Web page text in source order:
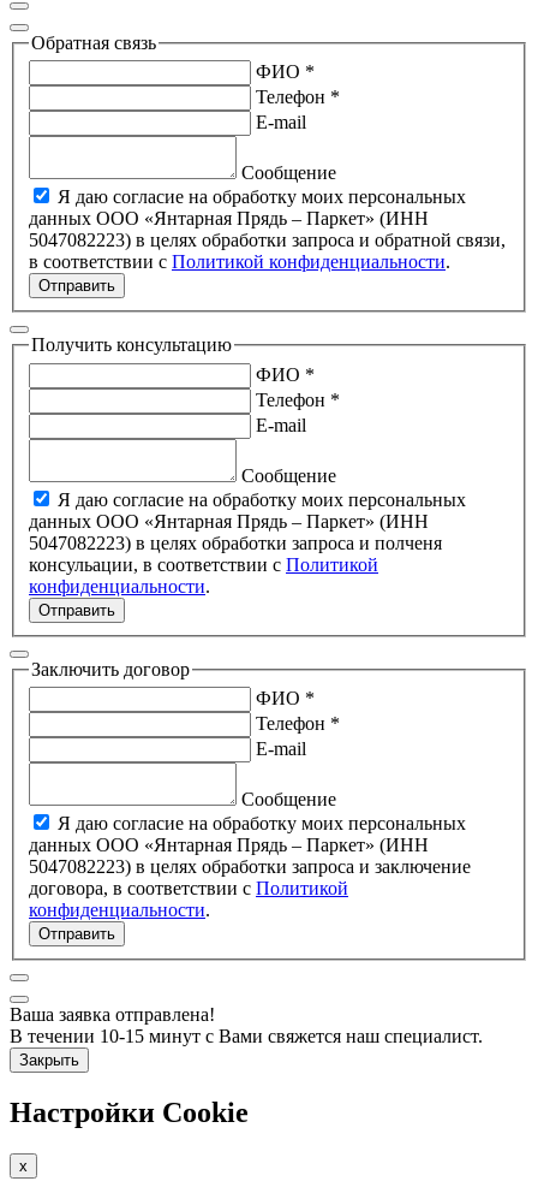
Обратная связь
ФИО *
Телефон *
E-mail
Сообщение
Я даю согласие на обработку моих персональных
данных ООО «Янтарная Прядь – Паркет» (ИНН
5047082223) в целях обработки запроса и обратной связи,
в соответствии с Политикой конфиденциальности.
Отправить
Получить консультацию
ФИО *
Телефон *
E-mail
Сообщение
Я даю согласие на обработку моих персональных
данных ООО «Янтарная Прядь – Паркет» (ИНН
5047082223) в целях обработки запроса и полченя
консульации, в соответствии с Политикой
конфиденциальности.
Отправить
Заключить договор
ФИО *
Телефон *
E-mail
Сообщение
Я даю согласие на обработку моих персональных
данных ООО «Янтарная Прядь – Паркет» (ИНН
5047082223) в целях обработки запроса и заключение
договора, в соответствии с Политикой
конфиденциальности.
Отправить
Ваша заявка отправлена!
В течении 10-15 минут с Вами свяжется наш специалист.
Закрыть
Настройки Cookie
x